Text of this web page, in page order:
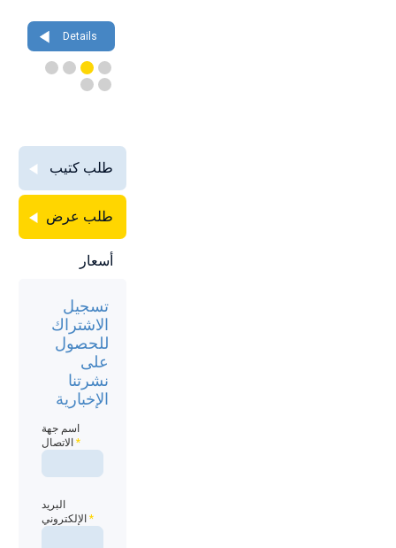
Details
طلب كتيب
طلب عرض
أسعار
تسجيل
الاشتراك
للحصول
على
نشرتنا
الإخبارية
اسم جهة
الاتصال*
البريد
الإلكتروني*